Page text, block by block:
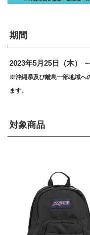
期間
2023年5月25日（木）
※沖縄県及び離島一部地域へ
ます。
対象商品